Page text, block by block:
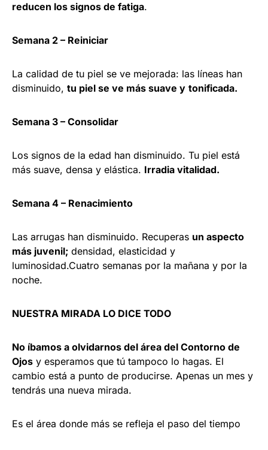
reducen los signos de fatiga.
Semana 2 – Reiniciar
La calidad de tu piel se ve mejorada: las líneas han
disminuido, tu piel se ve más suave y tonificada.
Semana 3 – Consolidar
Los signos de la edad han disminuido. Tu piel está
más suave, densa y elástica. Irradia vitalidad.
Semana 4 – Renacimiento
Las arrugas han disminuido. Recuperas un aspecto
más juvenil; densidad, elasticidad y
luminosidad.Cuatro semanas por la mañana y por la
noche.
NUESTRA MIRADA LO DICE TODO
No íbamos a olvidarnos del área del Contorno de
Ojos y esperamos que tú tampoco lo hagas. El
cambio está a punto de producirse. Apenas un mes y
tendrás una nueva mirada.
Es el área donde más se refleja el paso del tiempo